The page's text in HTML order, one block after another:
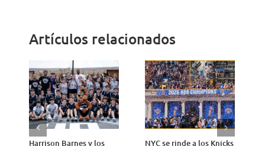
Artículos relacionados
Harrison Barnes y los
NYC se rinde a los Knicks